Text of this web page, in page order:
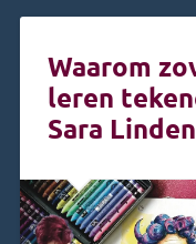
Waarom
leren
Sara